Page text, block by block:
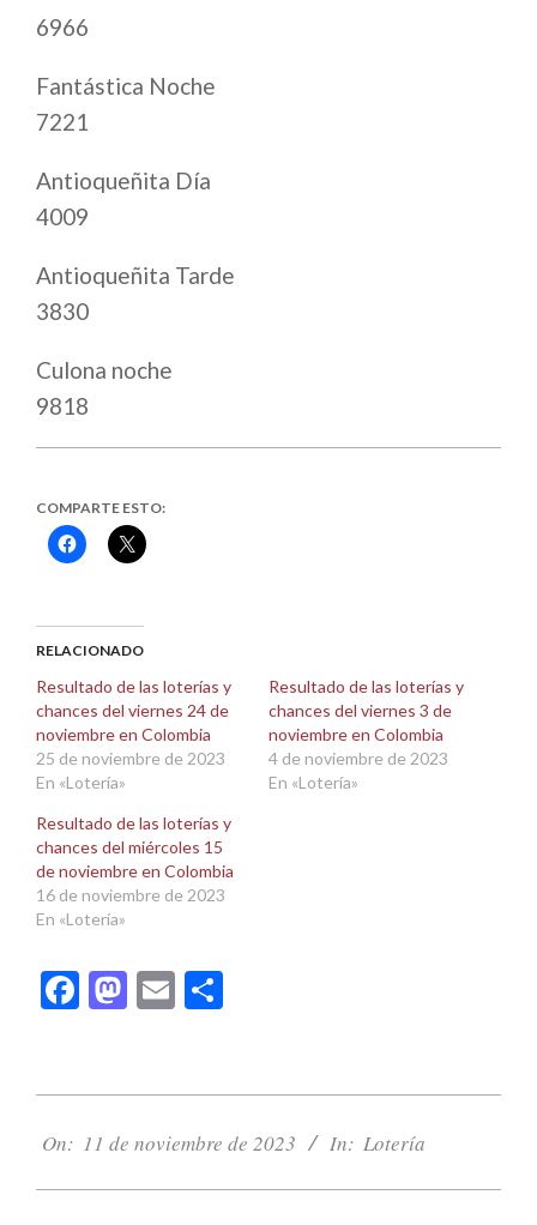
6966
Fantástica Noche
7221
Antioqueñita Día
4009
Antioqueñita Tarde
3830
Culona noche
9818
COMPARTE ESTO:
Haz
clic
(Se
abre
una
ventana
nueva)
Haz
clic
(Se
abre
una
ventana
nueva)
RELACIONADO
Resultado de las loterías y
chances del viernes 24 de
noviembre en Colombia
25 de noviembre de 2023
En «Lotería»
Resultado de las loterías y
chances del viernes 3 de
noviembre en Colombia
4 de noviembre de 2023
En «Lotería»
Resultado de las loterías y
chances del miércoles 15
de noviembre en Colombia
16 de noviembre de 2023
En «Lotería»
Facebook
Mastodon
Email
11-
On: 11 de noviembre de 2023 In: Lotería